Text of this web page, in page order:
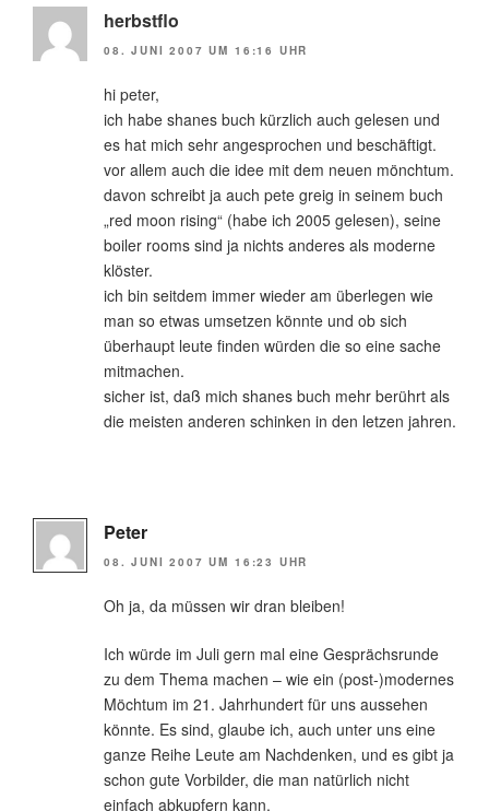
herbstflo
08. JUNI 2007 UM 16:16 UHR
hi peter,
ich habe shanes buch kürzlich auch gelesen und
es hat mich sehr angesprochen und beschäftigt.
vor allem auch die idee mit dem neuen mönchtum.
davon schreibt ja auch pete greig in seinem buch
„red moon rising“ (habe ich 2005 gelesen), seine
boiler rooms sind ja nichts anderes als moderne
klöster.
ich bin seitdem immer wieder am überlegen wie
man so etwas umsetzen könnte und ob sich
überhaupt leute finden würden die so eine sache
mitmachen.
sicher ist, daß mich shanes buch mehr berührt als
die meisten anderen schinken in den letzen jahren.
Peter
08. JUNI 2007 UM 16:23 UHR
Oh ja, da müssen wir dran bleiben!
Ich würde im Juli gern mal eine Gesprächsrunde
zu dem Thema machen – wie ein (post-)modernes
Möchtum im 21. Jahrhundert für uns aussehen
könnte. Es sind, glaube ich, auch unter uns eine
ganze Reihe Leute am Nachdenken, und es gibt ja
schon gute Vorbilder, die man natürlich nicht
einfach abkupfern kann.